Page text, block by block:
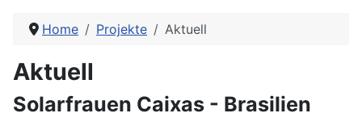
Home Projekte Aktuell
Aktuell
Solarfrauen Caixas - Brasilien